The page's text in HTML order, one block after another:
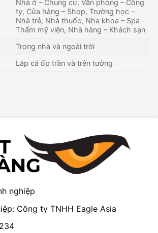
Nhà ở – Chung cư, Văn phòng – Công
ty, Cửa hàng – Shop, Trường học –
Nhà trẻ, Nhà thuốc, Nha khoa – Spa –
Thẩm mỹ viện, Nhà hàng – Khách sạn
Trong nhà và ngoài trời
Lắp cả ốp trần và trên tường
nghiệp
Công ty TNHH Eagle Asia